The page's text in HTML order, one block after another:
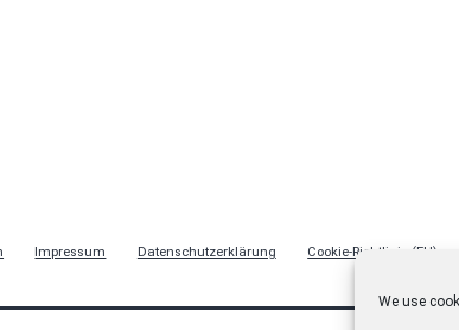
We use
Impressum Datenschutzerklärung Cookie-Richtlinie (EU)